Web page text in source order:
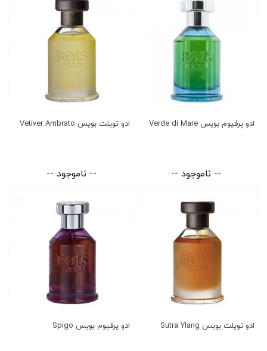
ادو پرفیوم بویس Verde di Mare
-- ناموجود --
ادو تویلت بویس Vetiver Ambrato
-- ناموجود --
ادو تویلت بویس Sutra Ylang ادو پرفیوم بویس Spigo